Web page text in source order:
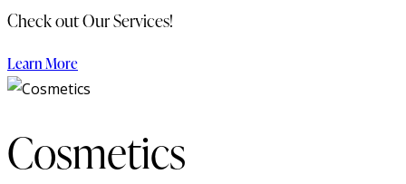
Check out Our Services!
Learn More
Cosmetics